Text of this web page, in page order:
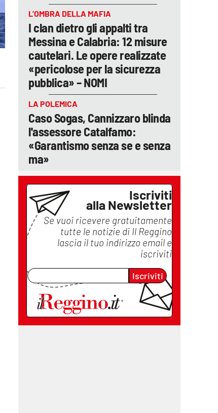
L’OMBRA DELLA MAFIA
I clan dietro gli appalti tra
Messina e Calabria: 12 misure
cautelari. Le opere realizzate
«pericolose per la sicurezza
pubblica» – NOMI
LA POLEMICA
Caso Sogas, Cannizzaro blinda
l'assessore Catalfamo:
«Garantismo senza se e senza
ma»
Iscriviti
alla Newsletter
Se vuoi ricevere gratuitamente
tutte le notizie di Il Reggino
lascia il tuo indirizzo email e
iscriviti
Iscriviti